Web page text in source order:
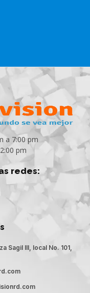
a 7:00 pm
pm
redes:
Sagil III, local No. 101,